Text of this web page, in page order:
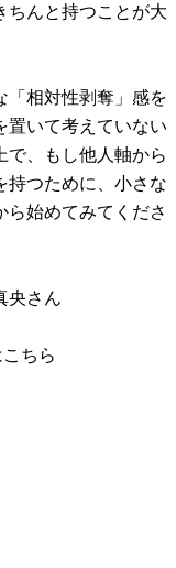
ちんと持つことが大
「相対性剥奪」感を
置いて考えていない
で、もし他人軸から
持つために、小さな
ら始めてみてくださ
央さん
ちら